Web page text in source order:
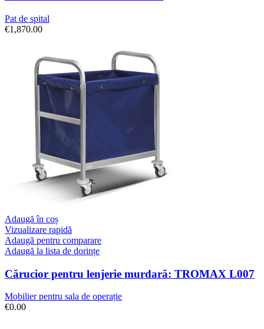
Pat de spital
€1,870.00
Adaugă în coș
Vizualizare rapidă
Adaugă pentru comparare
Adaugă la lista de dorințe
Cărucior pentru lenjerie murdară: TROMAX L007
Mobilier pentru sala de operație
€0.00